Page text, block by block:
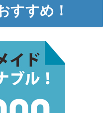
すすめ！